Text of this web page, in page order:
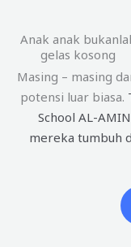
Anak anak
gelas kosong
Masing – masing
potensi luar biasa.
School AL-
mereka tumbuh